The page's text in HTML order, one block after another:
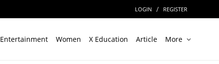
LOGIN / REGISTER
Entertainment Women X Education Article More